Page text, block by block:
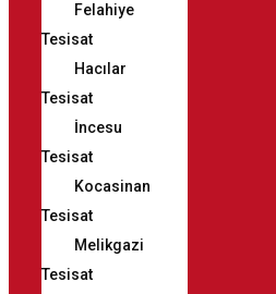
Felahiye
Tesisat
Hacılar
Tesisat
İncesu
Tesisat
Kocasinan
Tesisat
Melikgazi
Tesisat